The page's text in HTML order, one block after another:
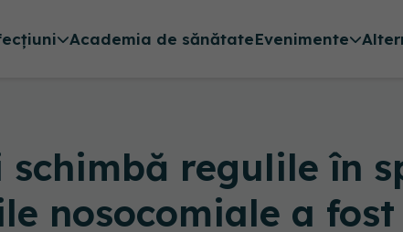
Academia de sănătateEvenimente
regulile în
nosocomiale a